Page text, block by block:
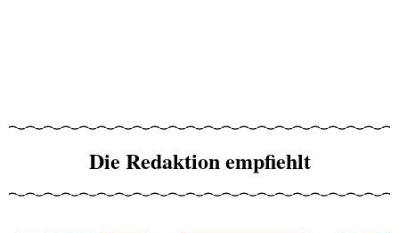
Die Redaktion empfiehlt